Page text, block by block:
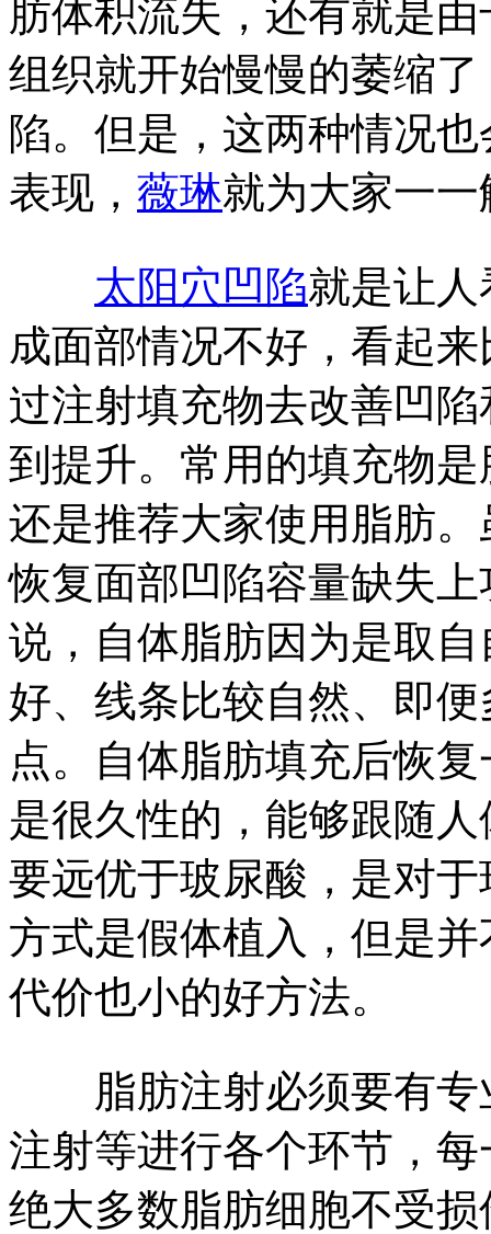
肪体积流失，还有就是
组织就开始慢慢的萎缩
陷。但是，这两种情况
表现， 薇琳就为大家一
太阳穴凹陷就是让
成面部情况不好，看起
过注射填充物去改善凹
到提升。常用的填充物
还是推荐大家使用脂肪
恢复面部凹陷容量缺失
说，自体脂肪因为是取
好、线条比较自然、即
点。自体脂肪填充后恢
是很久性的，能够跟随
要远优于玻尿酸，是对
方式是假体植入，但是
代价也小的好方法。
脂肪注射必须要有专
注射等进行各个环节，
绝大多数脂肪细胞不受